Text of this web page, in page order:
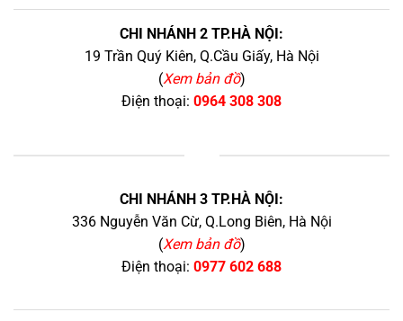
CHI NHÁNH 2 TP.HÀ NỘI:
19 Trần Quý Kiên, Q.Cầu Giấy, Hà Nội
(Xem bản đồ)
Điện thoại: 0964 308 308
CHI NHÁNH 3 TP.HÀ NỘI:
336 Nguyễn Văn Cừ, Q.Long Biên, Hà Nội
(Xem bản đồ)
Điện thoại: 0977 602 688